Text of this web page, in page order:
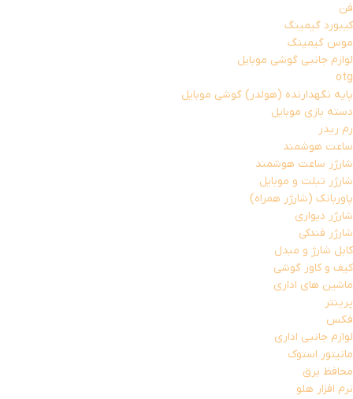
فن
کیبورد گیمینگ
موس گیمینگ
لوازم جانبی گوشی موبایل
otg
پایه نگهدارنده (هولدر) گوشی موبایل
دسته بازی موبایل
رم ریدر
ساعت هوشمند
شارژر ساعت هوشمند
شارژر تبلت و موبایل
پاوربانک (شارژر همراه)
شارژر دیواری
شارژر فندکی
کابل شارژ و مبدل
کیف و کاور گوشی
ماشین های اداری
پرینتر
فکس
لوازم جانبی اداری
مانیتور استوک
محافظ برق
نرم افزار هلو